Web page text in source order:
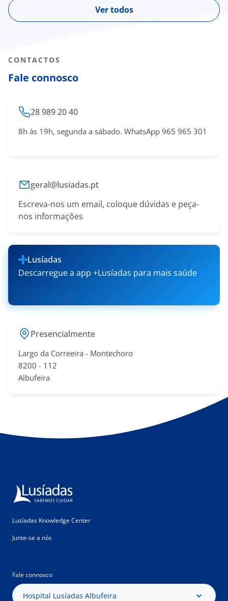
Ver todos
CONTACTOS
Fale connosco
28 989 20 40
8h às 19h, segunda a sábado. WhatsApp 965 965 301
geral@lusiadas.pt
Escreva-nos um email, coloque dúvidas e peça-
nos informações
Lusíadas
Descarregue a app +Lusíadas para mais saúde
Presencialmente
Largo da Correeira - Montechoro
​8200 - 11​2
Albufeira​​
Lusíadas Knowledge Center
Junte-se a nós
Fale connosco
Hospital Lusíadas Albufeira